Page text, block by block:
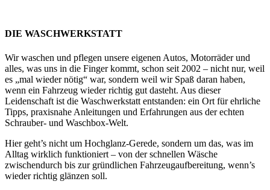
DIE WASCHWERKSTATT
Wir waschen und pflegen unsere eigenen Autos, Motorräder und
alles, was uns in die Finger kommt, schon seit 2002 – nicht nur, weil
es „mal wieder nötig“ war, sondern weil wir Spaß daran haben,
wenn ein Fahrzeug wieder richtig gut dasteht. Aus dieser
Leidenschaft ist die Waschwerkstatt entstanden: ein Ort für ehrliche
Tipps, praxisnahe Anleitungen und Erfahrungen aus der echten
Schrauber- und Waschbox-Welt.
Hier geht’s nicht um Hochglanz-Gerede, sondern um das, was im
Alltag wirklich funktioniert – von der schnellen Wäsche
zwischendurch bis zur gründlichen Fahrzeugaufbereitung, wenn’s
wieder richtig glänzen soll.